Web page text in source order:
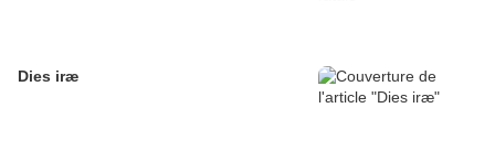
Dies iræ